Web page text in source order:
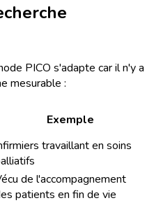
PICO s'adapte car il n'y a
mesurable :
Exemple
travaillant en soins
de l'accompagnement
patients en fin de vie